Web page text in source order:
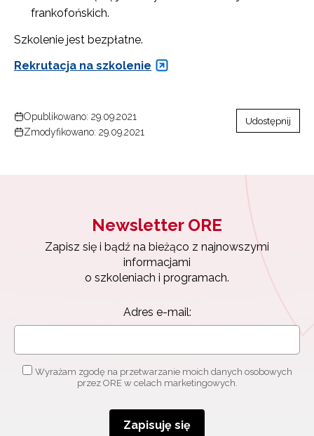
frankofońskich.
Szkolenie jest bezpłatne.
Rekrutacja na szkolenie
Opublikowano: 29.09.2021
Zmodyfikowano: 29.09.2021
Udostępnij
Newsletter ORE
Zapisz się i bądź na bieżąco z najnowszymi
informacjami
o szkoleniach i programach.
Adres e-mail:
Wyrażam zgodę na przetwarzanie moich danych osobowych
przez ORE w celach marketingowych.
Zapisuję się
Zapisz się i bądź na bieżąco z najnowszymi
o szkoleniach i programach.
Adres e-mail:
Wyrażam zgodę na przetwarzanie moich danych